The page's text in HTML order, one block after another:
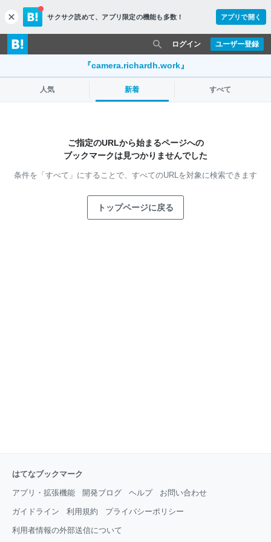
c
l
o
s
サクサク読めて、 アプリ限定の機能も多数！ アプリで開く
ユーザー登録
ログイン
『camera.richardh.work』
人気 新着 すべて
ご指定のURLから始まるページへの
ブックマークは見つかりませんでした
条件を「すべて」にすることで、 すべてのURLを対象に検索できます
トップページに戻る
はてなブックマーク
アプリ・拡張機能 開発ブログ ヘルプ お問い合わせ
ガイドライン 利用規約 プライバシーポリシー
利用者情報の外部送信について